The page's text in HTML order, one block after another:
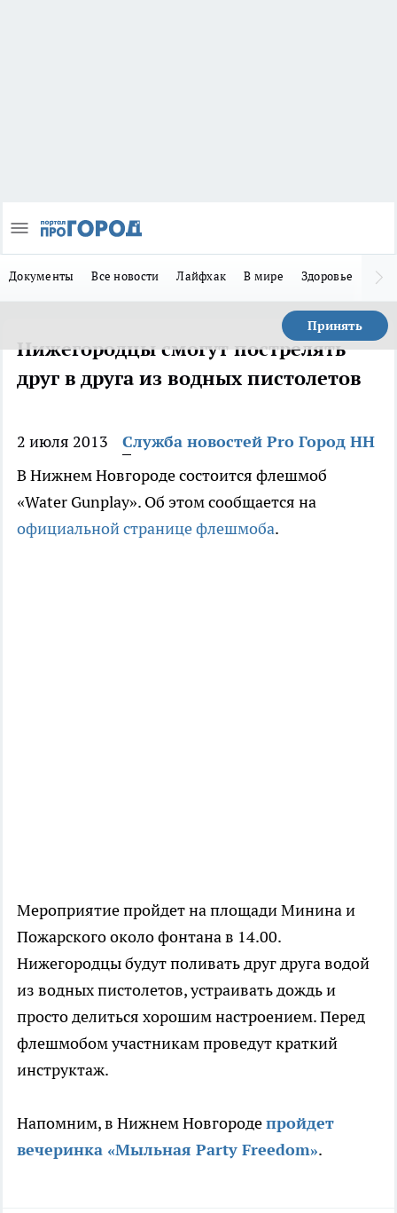
Документы Все новости Лайфхак В мире Здоровье
Принять
Нижегородцы смогут пострелять
друг в друга из водных пистолетов
2 июля 2013
Служба новостей Pro Город НН
В Нижнем Новгороде состоится флешмоб
«Water Gunplay». Об этом сообщается на
официальной странице флешмоба.
Мероприятие пройдет на площади Минина и
Пожарского около фонтана в 14.00.
Нижегородцы будут поливать друг друга водой
из водных пистолетов, устраивать дождь и
просто делиться хорошим настроением. Перед
флешмобом участникам проведут краткий
инструктаж.
Напомним, в Нижнем Новгородепройдет
вечеринка «Мыльная Party Freedom».